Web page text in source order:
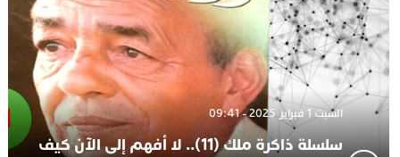
السبت 1 فبراير 2025 - 09:41
سلسلة ذاكرة ملك (11).. لا أفهم إلى الآن كيف